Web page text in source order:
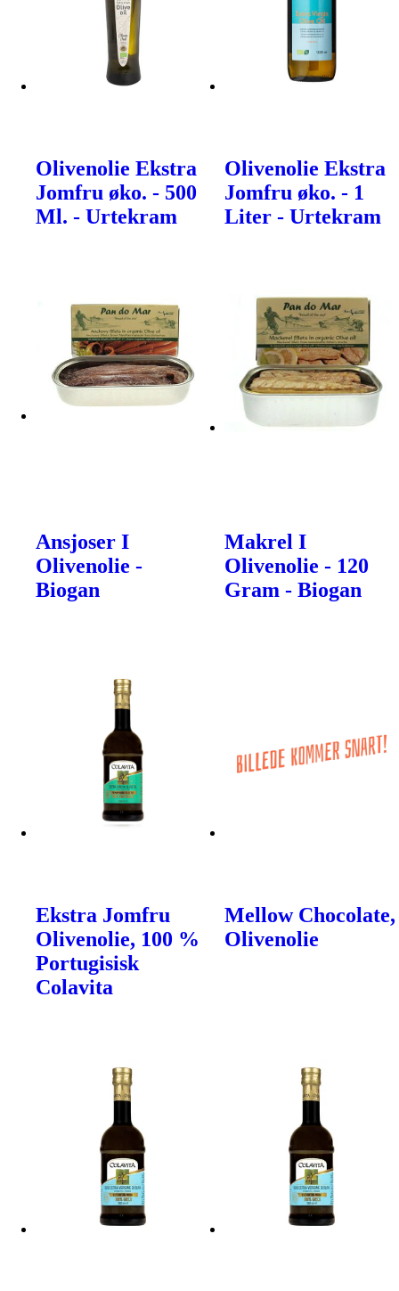
Olivenolie Ekstra
Jomfru øko. - 500
Ml. - Urtekram
Olivenolie Ekstra
Jomfru øko. - 1
Liter - Urtekram
Ansjoser I
Olivenolie -
Biogan
Makrel I
Olivenolie - 120
Gram - Biogan
Ekstra Jomfru
Olivenolie, 100 %
Portugisisk
Colavita
Mellow Chocolate,
Olivenolie